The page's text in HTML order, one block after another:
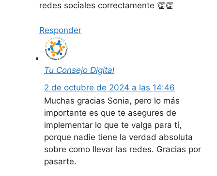
redes sociales correctamente 👏👏
Responder
Tu Consejo Digital
2 de octubre de 2024 a las 14:46
Muchas gracias Sonia, pero lo más
importante es que te asegures de
implementar lo que te valga para tí,
porque nadie tiene la verdad absoluta
sobre como llevar las redes. Gracias por
pasarte.